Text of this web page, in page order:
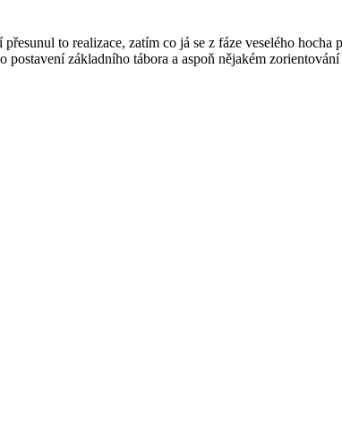
to realizace, zatím co já se z fáze veselého
základního tábora a aspoň nějakém zorientování